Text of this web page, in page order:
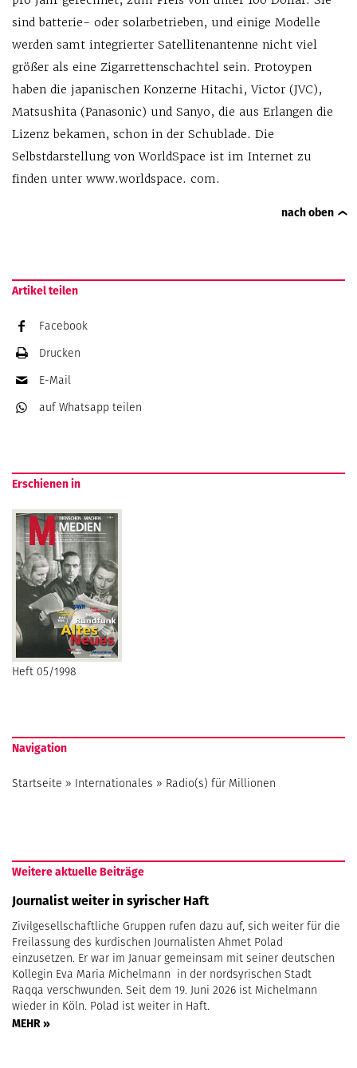
sind batterie- oder solarbetrieben, und einige Modelle
werden samt integrierter Satellitenantenne nicht viel
größer als eine Zigarrettenschachtel sein. Protoypen
haben die japanischen Konzerne Hitachi, Victor (JVC),
Matsushita (Panasonic) und Sanyo, die aus Erlangen die
Lizenz bekamen, schon in der Schublade. Die
Selbstdarstellung von WorldSpace ist im Internet zu
finden unter www.worldspace. com.
nach oben
Artikel teilen
Facebook
Drucken
E-Mail
auf Whatsapp teilen
Erschienen in
Heft 05/1998
Navigation
Startseite » Internationales » Radio(s) für Millionen
Weitere aktuelle Beiträge
Journalist weiter in syrischer Haft
Zivilgesellschaftliche Gruppen rufen dazu auf, sich weiter für die
Freilassung des kurdischen Journalisten Ahmet Polad
einzusetzen. Er war im Januar gemeinsam mit seiner deutschen
Kollegin Eva Maria Michelmann in der nordsyrischen Stadt
Raqqa verschwunden. Seit dem 19. Juni 2026 ist Michelmann
wieder in Köln. Polad ist weiter in Haft.
MEHR »